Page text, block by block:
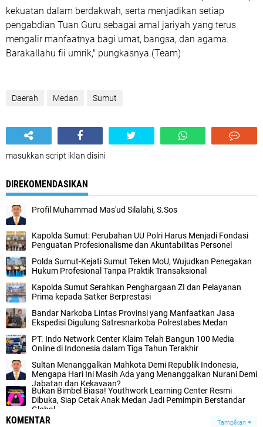
kekuatan dalam berdakwah, serta menjadikan setiap
pengabdian Tuan Guru sebagai amal jariyah yang terus
mengalir manfaatnya bagi umat, bangsa, dan agama.
Barakallahu fii umrik," pungkasnya.(Team)
Daerah Medan Sumut
masukkan script iklan disini
DIREKOMENDASIKAN
Profil Muhammad Mas'ud Silalahi, S.Sos
Kapolda Sumut: Perubahan UU Polri Harus Menjadi Fondasi
Penguatan Profesionalisme dan Akuntabilitas Personel
Polda Sumut-Kejati Sumut Teken MoU, Wujudkan Penegakan
Hukum Profesional Tanpa Praktik Transaksional
Kapolda Sumut Serahkan Penghargaan ZI dan Pelayanan
Prima kepada Satker Berprestasi
Bandar Narkoba Lintas Provinsi yang Manfaatkan Jasa
Ekspedisi Digulung Satresnarkoba Polrestabes Medan
PT. Indo Network Center Klaim Telah Bangun 100 Media
Online di Indonesia dalam Tiga Tahun Terakhir
Sultan Menanggalkan Mahkota Demi Republik Indonesia,
Mengapa Hari Ini Masih Ada yang Menanggalkan Nurani Demi
Jabatan dan Kekayaan?
Bukan Bimbel Biasa! Youthwork Learning Center Resmi
Dibuka, Siap Cetak Anak Medan Jadi Pemimpin Berstandar
Global
KOMENTAR Tampilkan